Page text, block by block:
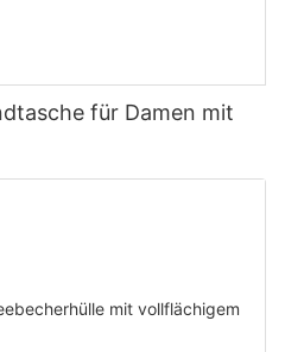
für Damen mit